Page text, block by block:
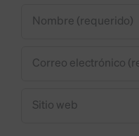
“igual”